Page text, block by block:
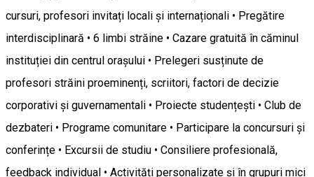
cursuri, profesori invitați locali și internaționali • Pregătire
interdisciplinară • 6 limbi străine • Cazare gratuită în căminul
instituției din centrul orașului • Prelegeri susținute de
profesori străini proeminenți, scriitori, factori de decizie
corporativi și guvernamentali • Proiecte studențești • Club de
dezbateri • Programe comunitare • Participare la concursuri și
conferințe • Excursii de studiu • Consiliere profesională,
feedback individual • Activități personalizate și în grupuri mici